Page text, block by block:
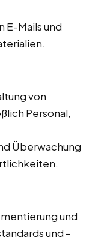
E-Mails und
von
Personal,
Überwachung
und
und -